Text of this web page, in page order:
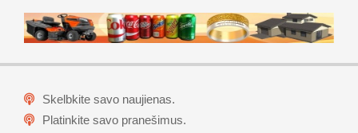
Skelbkite savo naujienas.
Platinkite savo pranešimus.